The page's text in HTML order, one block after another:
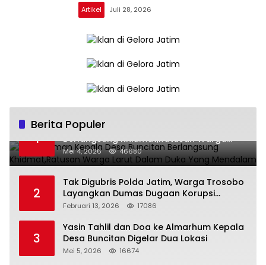
Artikel Juli 28, 2026
Berita Populer
1
Pemakaman Kepala Desa Buncitan
Berlangsung Khidmat,Ratusan Warga
Larut Dalam Duka Yang Mendalam
Mei 4, 2026 46680
2
Tak Digubris Polda Jatim, Warga Trosobo
Layangkan Dumas Dugaan Korupsi
Oknum DPRD Sidoarjo ke Kapolri
Februari 13, 2026 17086
3
Yasin Tahlil dan Doa ke Almarhum Kepala
Desa Buncitan Digelar Dua Lokasi
Mei 5, 2026 16674